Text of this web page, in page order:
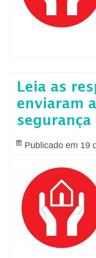
Leia as
enviaram
segurança
Publicado em 19